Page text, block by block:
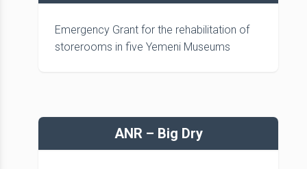
Emergency Grant for the rehabilitation of
storerooms in five Yemeni Museums
ANR – Big Dry